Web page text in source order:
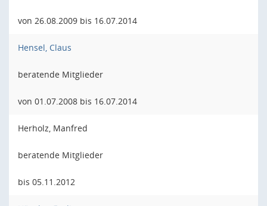
von 26.08.2009 bis 16.07.2014
Hensel, Claus
beratende Mitglieder
von 01.07.2008 bis 16.07.2014
Herholz, Manfred
beratende Mitglieder
bis 05.11.2012